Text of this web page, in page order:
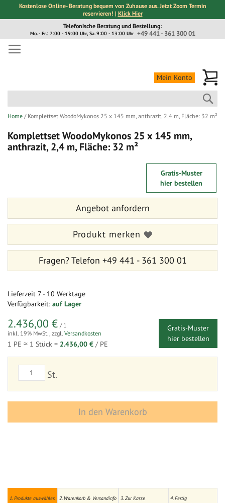
Kostenlose Online- Beratung bequem von Zuhause aus. Jetzt Zoom Termin
reservieren! | Klick Hier
Inhalt
Telefonische Beratung und Bestellung:
+49 441 - 361 300 01
Mo. - Fr.: 7:00 - 19:00 Uhr, Sa. 9:00 - 13:00 Uhr
Mein Konto
Home Komplettset WoodoMykonos 25 x 145 mm, anthrazit, 2,4 m, Fläche: 32 m²
1. Produkte auswählen 2. Warenkorb & Versandinfo 3. Zur Kasse 4. Fertig
Komplettset WoodoMykonos 25 x 145 mm,
anthrazit, 2,4 m, Fläche: 32 m²
Lieferzeit 7 - 10 Werktage
Verfügbarkeit: auf Lager
2.436,00 € / 1
inkl. 19% MwSt., zzgl. Versandkosten
1 PE ≈ 1 Stück = 2.436,00 € / PE
Gratis-Muster
hier bestellen
St.
In den Warenkorb
Gratis-Muster
hier bestellen
Bildergalerie
Bildergalerie
Angebot anfordern
Produkt merken
Fragen?Telefon +49 441 - 361 300 01